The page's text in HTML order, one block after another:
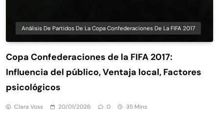
Análisis De Partidos De La Copa Confederaciones De La FIFA 2017
Copa Confederaciones de la FIFA 2017:
Influencia del público, Ventaja local, Factores
psicológicos
Clara Voss 20/01/2026 0 35 Mins